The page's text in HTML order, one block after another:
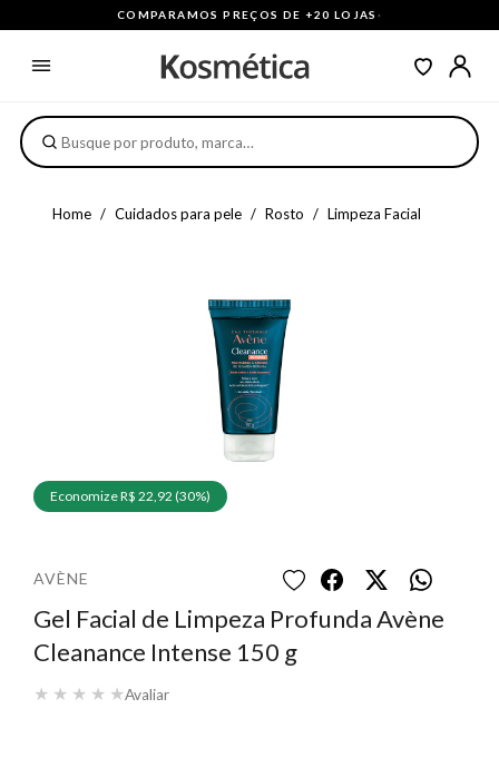
COMPARAMOS PREÇOS DE +20 LOJAS ·
Home Cuidados para pele Rosto Limpeza Facial
Economize R$ 22,92 (30%)
AVÈNE
Gel Facial de Limpeza Profunda Avène
Cleanance Intense 150 g
★ ★ ★ ★ ★Avaliar